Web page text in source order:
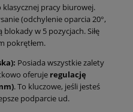
klasycznej pracy biurowej.
(odchylenie oparcia 20°,
w 5 pozycjach. Siłę
pokrętłem.
Posiada wszystkie zalety
oferuje regulację
. To kluczowe, jeśli jesteś
podparcie ud.